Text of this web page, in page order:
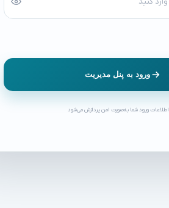
ورود به پنل مدیریت
اطلاعات ورود شما به‌صورت امن پردازش می‌شود